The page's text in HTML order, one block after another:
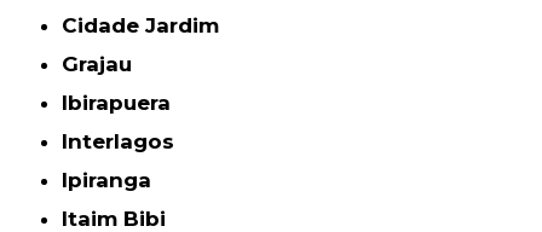
Cidade Jardim
Grajau
Ibirapuera
Interlagos
Ipiranga
Itaim Bibi